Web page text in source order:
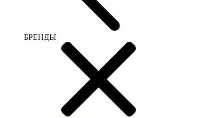
БРЕНДЫ